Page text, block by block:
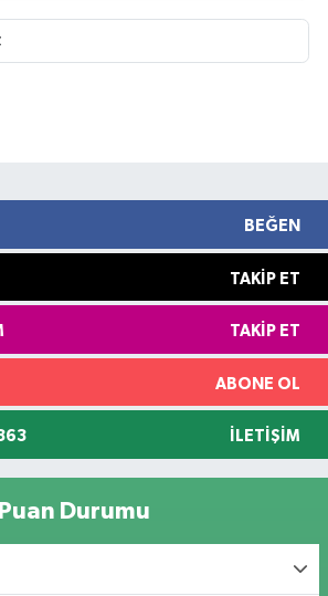
BEĞEN
TAKIP ET
TAKIP ET
ABONE OL
İLETIŞIM
Durumu